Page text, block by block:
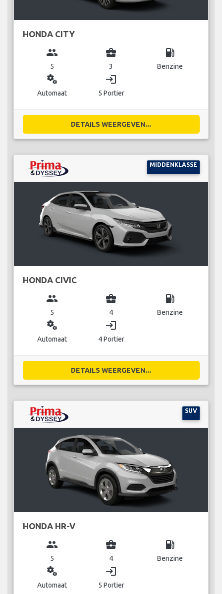
HONDA CITY
group
5
business_center
3
local_gas_station
Benzine
miscellaneous_services
Automaat
login
5 Portier
DETAILS WEERGEVEN...
MIDDENKLASSE
HONDA CIVIC
group
5
business_center
4
local_gas_station
Benzine
miscellaneous_services
Automaat
login
4 Portier
DETAILS WEERGEVEN...
SUV
HONDA HR-V
group
5
business_center
4
local_gas_station
Benzine
miscellaneous_services
Automaat
login
5 Portier